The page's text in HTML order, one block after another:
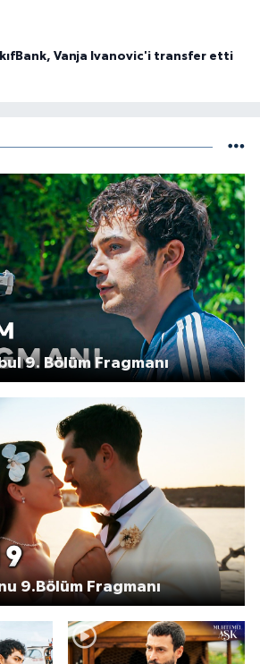
Vanja Ivanovic'i transfer etti
9. Bölüm Fragmanı
9.Bölüm Fragmanı